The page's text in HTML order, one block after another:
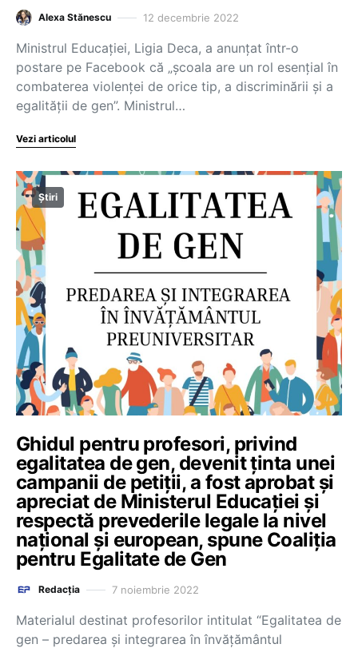
Alexa Stănescu 12 decembrie 2022
Ministrul Educației, Ligia Deca, a anunțat într-o
postare pe Facebook că „școala are un rol esențial în
combaterea violenței de orice tip, a discriminării și a
egalității de gen”. Ministrul…
Vezi articolul
Știri
Ghidul pentru profesori, privind
egalitatea de gen, devenit ținta unei
campanii de petiții, a fost aprobat și
apreciat de Ministerul Educației și
respectă prevederile legale la nivel
național și european, spune Coaliția
pentru Egalitate de Gen
Redacția 7 noiembrie 2022
Materialul destinat profesorilor intitulat “Egalitatea de
gen – predarea și integrarea în învățământul